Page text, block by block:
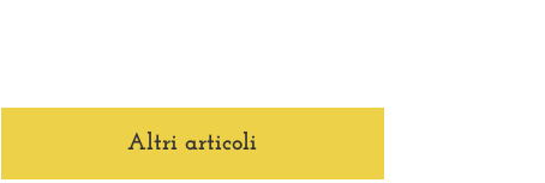
Altri articoli